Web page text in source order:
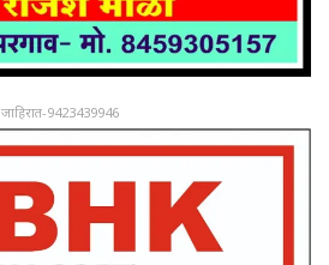
जाहिरात-9423439946